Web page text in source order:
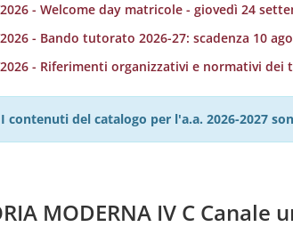
- Welcome day matricole - giovedì 24
- Bando tutorato 2026-27: scadenza 10
- Riferimenti organizzativi e normativi dei
I contenuti del catalogo per l'a.a. 2026-2027
MODERNA IV C Canale